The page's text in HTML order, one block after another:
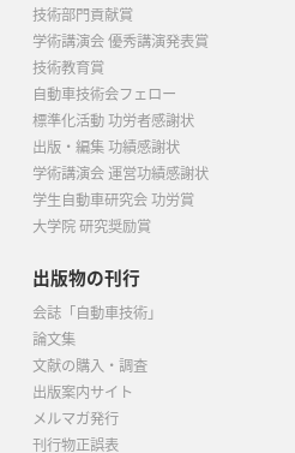
技術部門貢献賞
学術講演会 優秀講演発表賞
技術教育賞
自動車技術会フェロー
標準化活動 功労者感謝状
出版・編集 功績感謝状
学術講演会 運営功績感謝状
学生自動車研究会 功労賞
大学院 研究奨励賞
出版物の刊行
会誌「自動車技術」
論文集
文献の購入・調査
出版案内サイト
メルマガ発行
刊行物正誤表